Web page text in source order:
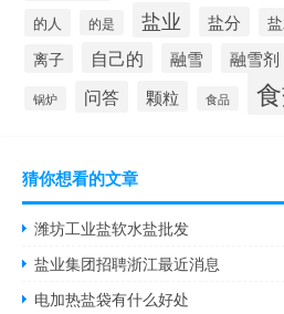
的人 的是 盐业 盐分
离子 自己的 融雪 融雪剂
锅炉 问答 颗粒 食品
猜你想看的文章
潍坊工业盐软水盐批发
盐业集团招聘浙江最近消息
电加热盐袋有什么好处